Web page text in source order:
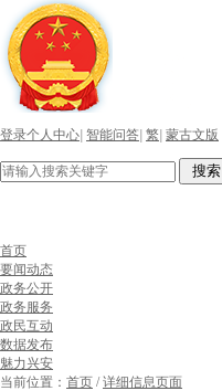
登录个人中心 智能问答 繁 蒙古文版
搜索
首页
要闻动态
政务公开
政务服务
政民互动
数据发布
魅力兴安
当前位置： 首页 /详细信息页面